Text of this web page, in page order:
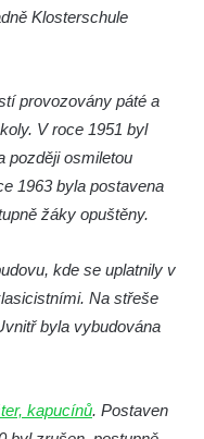
Klosterschule
provozovány páté a
V roce 1951 byl
později osmiletou
1963 byla postavena
žáky opuštěny.
kde se uplatnily v
Na střeše
byla vybudována
kapucínů. Postaven